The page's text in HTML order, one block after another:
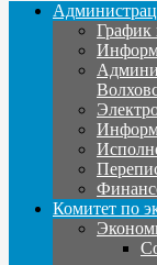
График
Комитет по